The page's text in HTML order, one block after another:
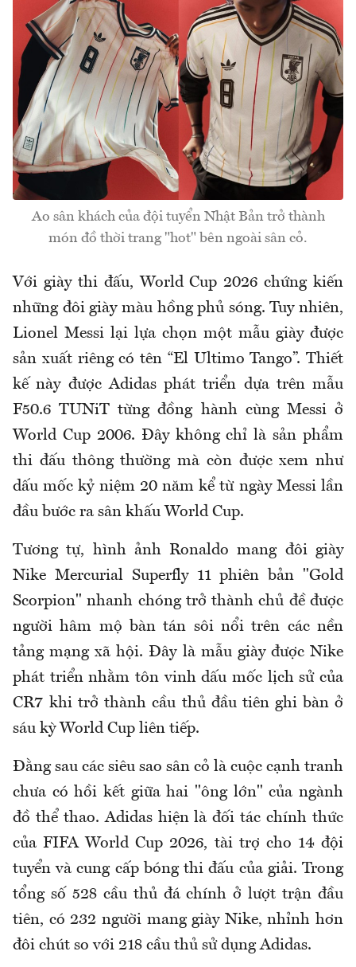
Ao sân khách của đội tuyển Nhật Bản trở thành
món đồ thời trang "hot" bên ngoài sân cỏ.
Với giày thi đấu, World Cup 2026 chứng kiến
những đôi giày màu hồng phủ sóng. Tuy nhiên,
Lionel Messi lại lựa chọn một mẫu giày được
sản xuất riêng có tên “El Ultimo Tango”. Thiết
kế này được Adidas phát triển dựa trên mẫu
F50.6 TUNiT từng đồng hành cùng Messi ở
World Cup 2006. Đây không chỉ là sản phẩm
thi đấu thông thường mà còn được xem như
dấu mốc kỷ niệm 20 năm kể từ ngày Messi lần
đầu bước ra sân khấu World Cup.
Tương tự, hình ảnh Ronaldo mang đôi giày
Nike Mercurial Superfly 11 phiên bản "Gold
Scorpion" nhanh chóng trở thành chủ đề được
người hâm mộ bàn tán sôi nổi trên các nền
tảng mạng xã hội. Đây là mẫu giày được Nike
phát triển nhằm tôn vinh dấu mốc lịch sử của
CR7 khi trở thành cầu thủ đầu tiên ghi bàn ở
sáu kỳ World Cup liên tiếp.
Đằng sau các siêu sao sân cỏ là cuộc cạnh tranh
chưa có hồi kết giữa hai "ông lớn" của ngành
đồ thể thao. Adidas hiện là đối tác chính thức
của FIFA World Cup 2026, tài trợ cho 14 đội
tuyển và cung cấp bóng thi đấu của giải. Trong
tổng số 528 cầu thủ đá chính ở lượt trận đầu
tiên, có 232 người mang giày Nike, nhỉnh hơn
đôi chút so với 218 cầu thủ sử dụng Adidas.